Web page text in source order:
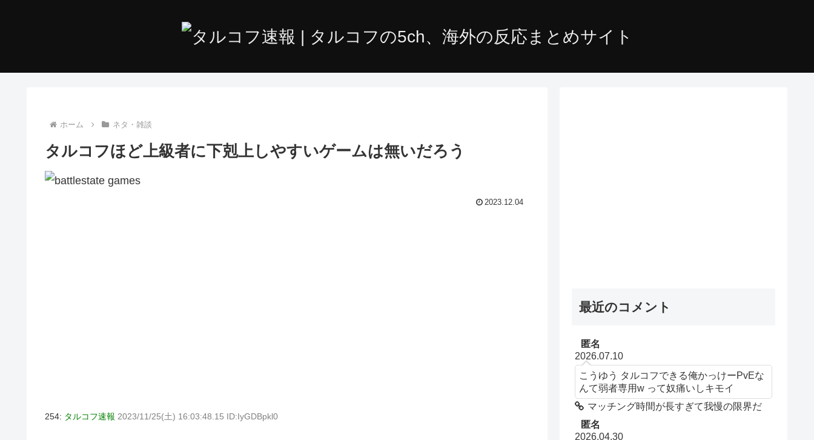
ホーム ネタ・雑談
タルコフほど上級者に下剋上しやすいゲームは無いだろう
2023.12.04
254: タルコフ速報 2023/11/25(土) 16:03:48.15 ID:IyGDBpkl0
最近のコメント
匿名
2026.07.10
こうゆう タルコフできる俺かっけーPvEな
んて弱者専用w って奴痛いしキモイ
マッチング時間が長すぎて我慢の限界だ
匿名
2026.04.30